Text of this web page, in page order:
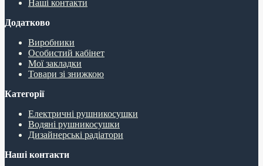
Наші контакти
Додатково
Виробники
Особистий кабінет
Мої закладки
Товари зі знижкою
Категорії
Електричні рушникосушки
Водяні рушникосушки
Дизайнерські радіатори
Наші контакти